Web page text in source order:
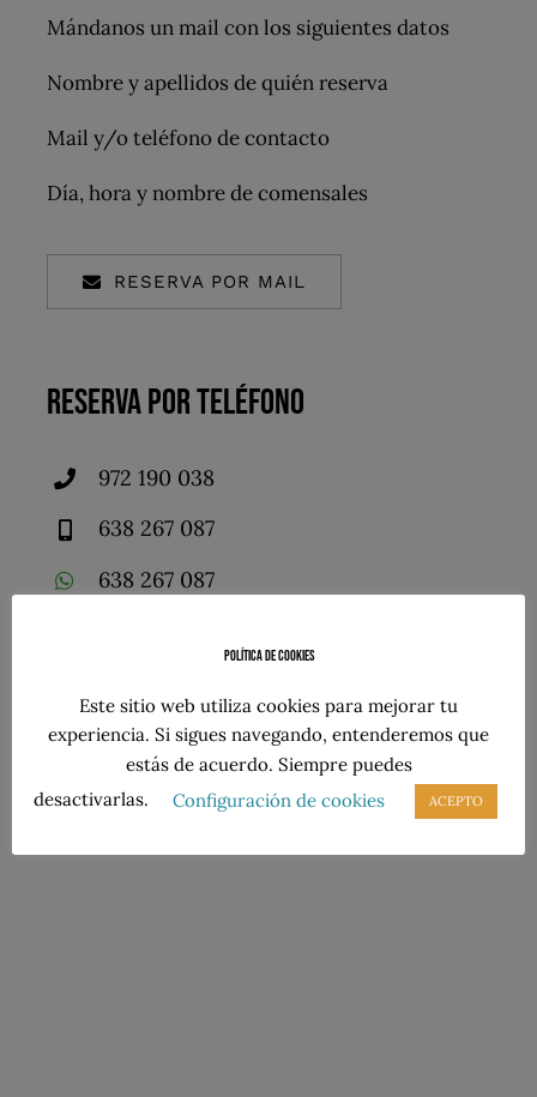
Mándanos un mail con los siguientes datos
Nombre y apellidos de quién reserva
Mail y/o teléfono de contacto
Día, hora y nombre de comensales
RESERVA POR MAIL
RESERVA POR TELÉFONO
972 190 038
638 267 087
638 267 087
¡Síguenos!
Política de cookies
Este sitio web utiliza cookies para mejorar tu
experiencia. Si sigues navegando, entenderemos que
estás de acuerdo. Siempre puedes
desactivarlas.
Configuración de cookies ACEPTO